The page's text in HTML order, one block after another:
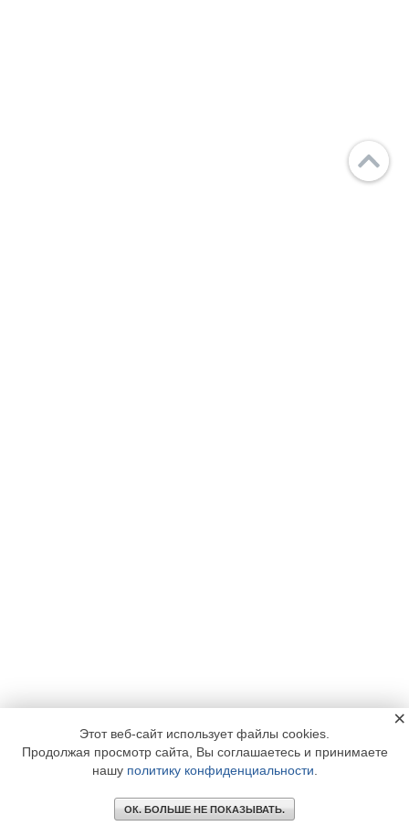
Этот веб-сайт использует файлы cookies.
Продолжая просмотр сайта, Вы соглашаетесь и принимаете
нашу политику конфиденциальности
ОК. БОЛЬШЕ НЕ ПОКАЗЫВАТЬ.
×